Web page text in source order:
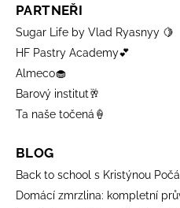
PARTNEŘI
Sugar Life by Vlad Ryasnyy 🍋
HF Pastry Academy💕
Almeco🧁
Barový institut🥂
Ta naše točená🍦
BLOG
Back to school s Kristýnou
Domácí zmrzlina: kompletní